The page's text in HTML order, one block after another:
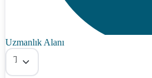
Uzmanlık Alanı
Tümü